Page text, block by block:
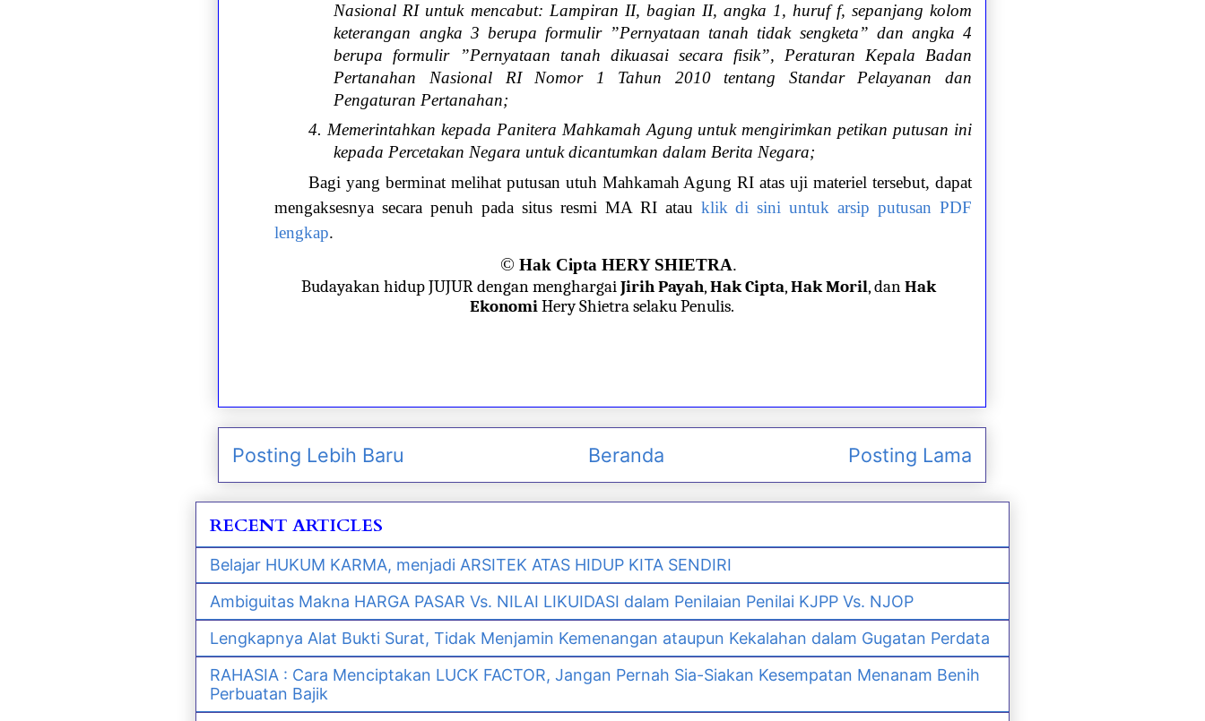
Nasional RI untuk mencabut: Lampiran II, bagian II, angka 1, huruf f, sepanjang kolom
keterangan angka 3 berupa formulir ”Pernyataan tanah tidak sengketa” dan angka 4
berupa formulir ”Pernyataan tanah dikuasai secara fisik”, Peraturan Kepala Badan
Pertanahan Nasional RI Nomor 1 Tahun 2010 tentang Standar Pelayanan dan
Pengaturan Pertanahan;
4. Memerintahkan kepada Panitera Mahkamah Agung untuk mengirimkan petikan putusan ini
kepada Percetakan Negara untuk dicantumkan dalam Berita Negara;
Bagi yang berminat melihat putusan utuh Mahkamah Agung RI atas uji materiel tersebut, dapat
mengaksesnya secara penuh pada situs resmi MA RI atau klik di sini untuk arsip putusan PDF
lengkap.
©Hak Cipta HERY SHIETRA.
Budayakan hidup JUJUR dengan menghargaiJirih Payah,Hak Cipta,Hak Moril, danHak
EkonomiHery Shietra selaku Penulis.
Posting Lebih Baru Posting Lama
Beranda
RECENT ARTICLES
Belajar HUKUM KARMA, menjadi ARSITEK ATAS HIDUP KITA SENDIRI
Ambiguitas Makna HARGA PASAR Vs. NILAI LIKUIDASI dalam Penilaian Penilai KJPP Vs. NJOP
Lengkapnya Alat Bukti Surat, Tidak Menjamin Kemenangan ataupun Kekalahan dalam Gugatan Perdata
RAHASIA : Cara Menciptakan LUCK FACTOR, Jangan Pernah Sia-Siakan Kesempatan Menanam Benih
Perbuatan Bajik